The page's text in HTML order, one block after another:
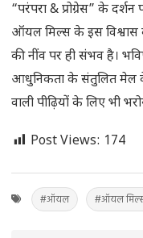
“परंपरा & प्रोग्रेस” के दर्शन
ऑयल मिल्स के इस विश्वास
की नींव पर ही संभव है।
आधुनिकता के संतुलित मेल
वाली पीढ़ियों के लिए भी
Post Views: 174
#ऑयल #ऑयल